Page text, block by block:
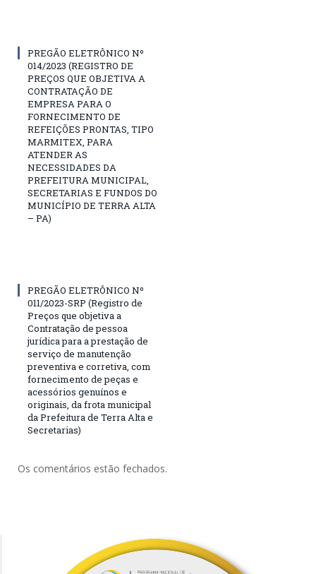
PREGÃO ELETRÔNICO Nº
014/2023 (REGISTRO DE
PREÇOS QUE OBJETIVA A
CONTRATAÇÃO DE
EMPRESA PARA O
FORNECIMENTO DE
REFEIÇÕES PRONTAS, TIPO
MARMITEX, PARA
ATENDER AS
NECESSIDADES DA
PREFEITURA MUNICIPAL,
SECRETARIAS E FUNDOS DO
MUNICÍPIO DE TERRA ALTA
– PA)
PREGÃO ELETRÔNICO Nº
011/2023-SRP (Registro de
Preços que objetiva a
Contratação de pessoa
jurídica para a prestação de
serviço de manutenção
preventiva e corretiva, com
fornecimento de peças e
acessórios genuínos e
originais, da frota municipal
da Prefeitura de Terra Alta e
Secretarias)
Os comentários estão fechados.